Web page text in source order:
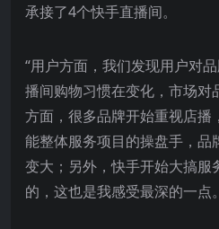
承接了4个快手直播间。
“用户方面，我们发现用户对
播间购物习惯在变化，市场对
方面，很多品牌开始重视店播
能整体服务项目的操盘手，品
变大；另外，快手开始大搞服
的，这也是我感受最深的一点